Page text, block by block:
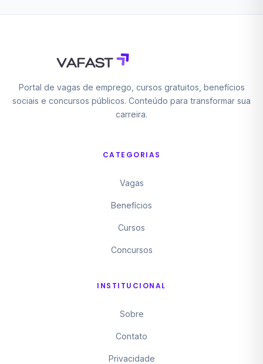
Portal de vagas de emprego, cursos gratuitos, benefícios
sociais e concursos públicos. Conteúdo para transformar sua
carreira.
CATEGORIAS
Vagas
Benefícios
Cursos
Concursos
INSTITUCIONAL
Sobre
Contato
Privacidade